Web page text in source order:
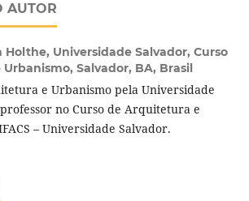
AUTOR
Holthe, Universidade Salvador, Curso
Salvador, BA, Brasil
e Urbanismo pela Universidade
no Curso de Arquitetura e
– Universidade Salvador.